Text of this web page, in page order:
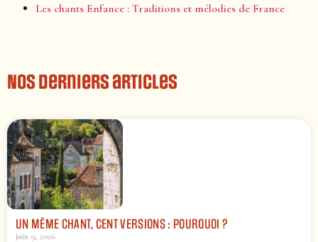
Les chants Enfance : Traditions et mélodies de France
Nos derniers articles
UN MÊME CHANT, CENT VERSIONS : POURQUOI ?
juin 9, 2026